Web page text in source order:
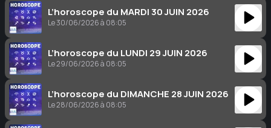
L’horoscope du MARDI 30 JUIN 2026
Le 30/06/2026 à 08:05
L’horoscope du LUNDI 29 JUIN 2026
Le 29/06/2026 à 08:05
L’horoscope du DIMANCHE 28 JUIN 2026
Le 28/06/2026 à 08:05